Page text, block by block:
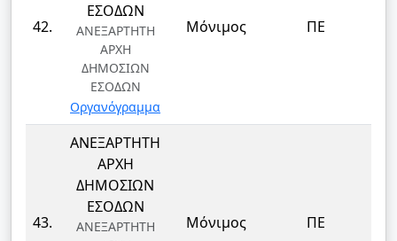
42.
ΕΣΟΔΩΝ
ΑΝΕΞΑΡΤΗΤΗ
ΑΡΧΗ
ΔΗΜΟΣΙΩΝ
ΕΣΟΔΩΝ
Οργανόγραμμα
Μόνιμος ΠΕ
43.
ΑΝΕΞΑΡΤΗΤΗ
ΑΡΧΗ
ΔΗΜΟΣΙΩΝ
ΕΣΟΔΩΝ
ΑΝΕΞΑΡΤΗΤΗ
Μόνιμος ΠΕ